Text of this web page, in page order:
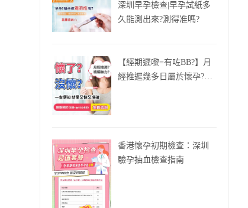
深圳早孕檢查|早孕試紙多
久能測出來?測得准嗎?
【經期遲嚟=有咗BB?】月
經推遲幾多日屬於懷孕?遲
香港懷孕初期檢查：深圳
驗孕抽血檢查指南